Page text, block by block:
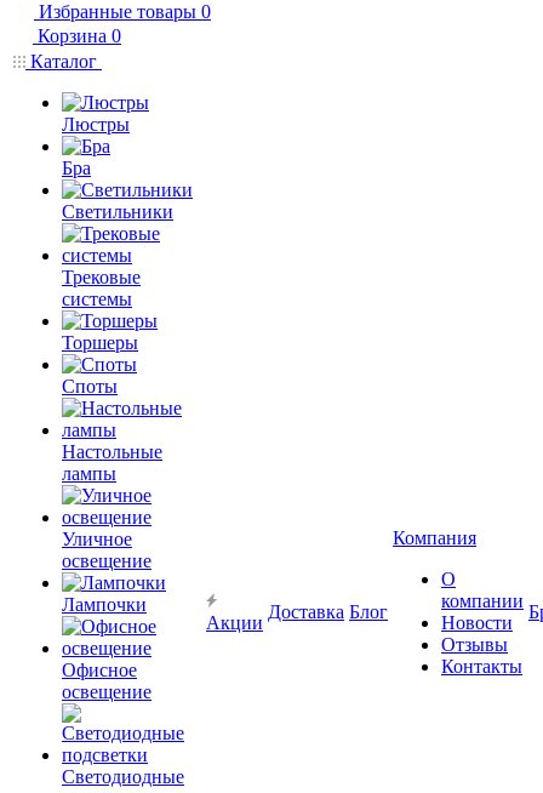
Избранные товары 0
Корзина 0
Каталог
Люстры
Бра
Светильники
Трековые
системы
Торшеры
Споты
Настольные
лампы
Уличное
освещение
Лампочки
Офисное
освещение
Светодиодные
Акции
Доставка Блог
Компания
О
компании
Новости
Отзывы
Контакты